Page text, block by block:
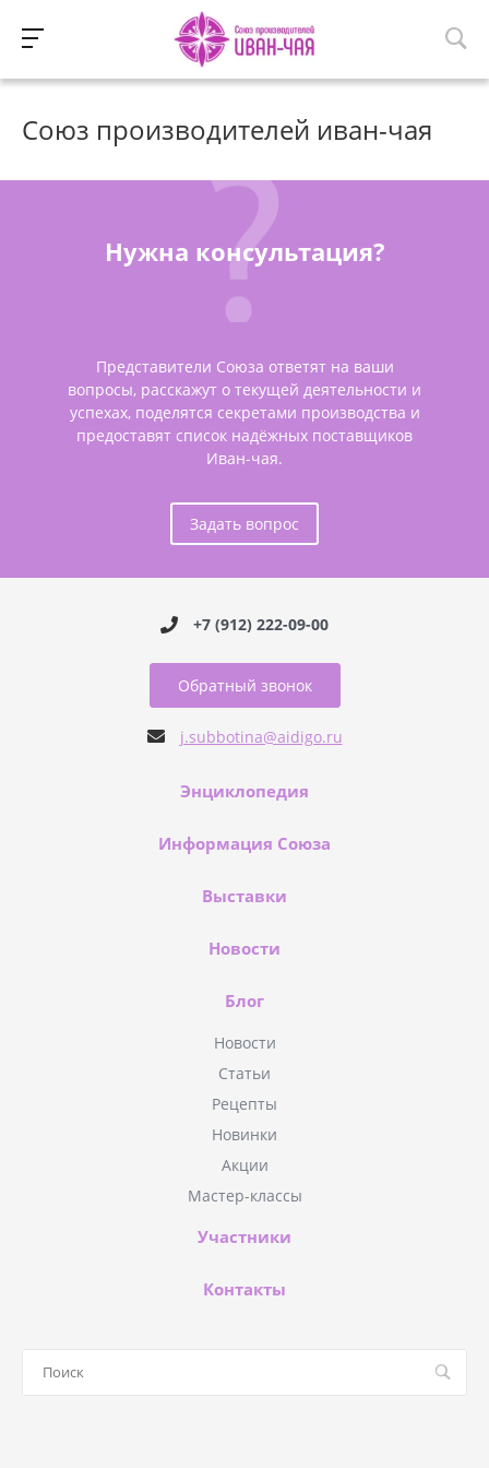
Союз производителей иван-чая
Нужна консультация?
Представители Союза ответят на ваши
вопросы, расскажут о текущей деятельности и
успехах, поделятся секретами производства и
предоставят список надёжных поставщиков
Иван-чая.
Задать вопрос
+7 (912) 222-09-00
Обратный звонок
j.subbotina@aidigo.ru
Энциклопедия
Информация Союза
Выставки
Новости
Блог
Новости
Статьи
Рецепты
Новинки
Акции
Мастер-классы
Участники
Контакты